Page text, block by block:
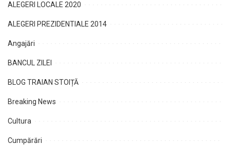
ALEGERI LOCALE 2020
ALEGERI PREZIDENTIALE 2014
Angajări
BANCUL ZILEI
BLOG TRAIAN STOIȚĂ
Breaking News
Cultura
Cumpărări